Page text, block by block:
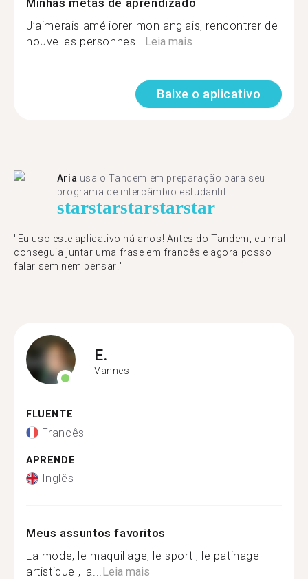
Minhas metas de aprendizado
J’aimerais améliorer mon anglais, rencontrer de
nouvelles personnes...Leia mais
Baixe o aplicativo
Aria usa o Tandem em preparação para seu
programa de intercâmbio estudantil.
starstarstarstarstar
"​​Eu uso este aplicativo há anos! Antes do Tandem, eu mal
conseguia juntar uma frase em francês e agora posso
falar sem nem pensar!"
E.
Vannes
FLUENTE
Francês
APRENDE
Inglês
Meus assuntos favoritos
La mode, le maquillage, le sport , le patinage
artistique , la...Leia mais